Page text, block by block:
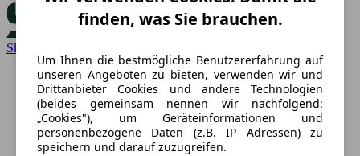
Skoda
finden, was Sie brauchen.
Um Ihnen die bestmögliche Benutzererfahrung auf
unseren Angeboten zu bieten, verwenden wir und
Drittanbieter Cookies und andere Technologien
(beides gemeinsam nennen wir nachfolgend:
„Cookies"), um Geräteinformationen und
personenbezogene Daten (z.B. IP Adressen) zu
speichern und darauf zuzugreifen.